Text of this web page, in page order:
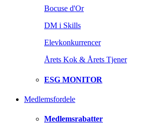
Bocuse d'Or
DM i Skills
Elevkonkurrencer
Årets Kok & Årets Tjener
ESG MONITOR
Medlemsfordele
Medlemsrabatter